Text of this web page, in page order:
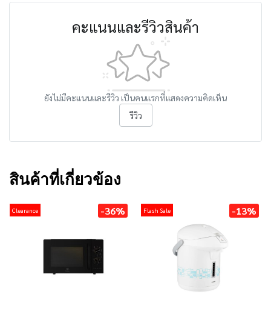
คะแนนและรีวิวสินค้า
ยังไม่มีคะแนนและรีวิว เป็นคนแรกที่แสดงความคิดเห็น
รีวิว
สินค้าที่เกี่ยวข้อง
Clearance -36% Flash Sale -13%